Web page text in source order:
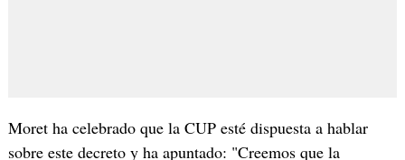
Moret ha celebrado que la CUP esté dispuesta a hablar
sobre este decreto y ha apuntado: "Creemos que la